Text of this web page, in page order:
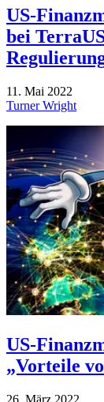
US-
bei
11. Mai 2022
Turner Wright
US-
„Vorteile